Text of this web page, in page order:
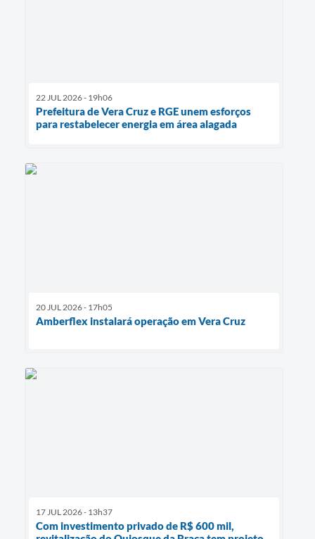
22 JUL 2026 - 19h06
Prefeitura de Vera Cruz e RGE unem esforços
para restabelecer energia em área alagada
20 JUL 2026 - 17h05
Amberflex instalará operação em Vera Cruz
17 JUL 2026 - 13h37
Com investimento privado de R$ 600 mil,